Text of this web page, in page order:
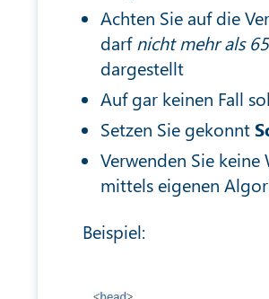
Achten Sie auf die
darf nicht mehr als
dargestellt
Auf gar keinen Fall
Setzen Sie gekonnt
Verwenden Sie
mittels eigenen
Beispiel: